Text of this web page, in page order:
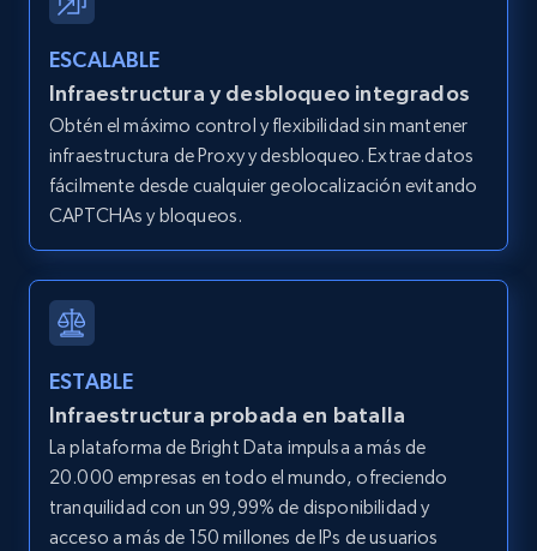
Search by parameters on zillow and use the
direct link as input
Zpid, City, State, HomeStatus, Address,
IsListingClaimedByCurrentSignedInUser,
IsCurrentSignedInAgentResponsible, Bedrooms,
and more.
LinkedIn posts
URL, ID, User id, Use url, Title, Headline, Post
text, Date posted, and more.
11.3K+ 1.5K+ Prueba gratuita
ESCALABLE
Infraestructura y desbloqueo integrados
Obtén el máximo control y flexibilidad sin mantener
infraestructura de Proxy y desbloqueo. Extrae datos
fácilmente desde cualquier geolocalización evitando
CAPTCHAs y bloqueos.
ESTABLE
Infraestructura probada en batalla
La plataforma de Bright Data impulsa a más de
20.000 empresas en todo el mundo, ofreciendo
tranquilidad con un 99,99% de disponibilidad y
acceso a más de 150 millones de IPs de usuarios